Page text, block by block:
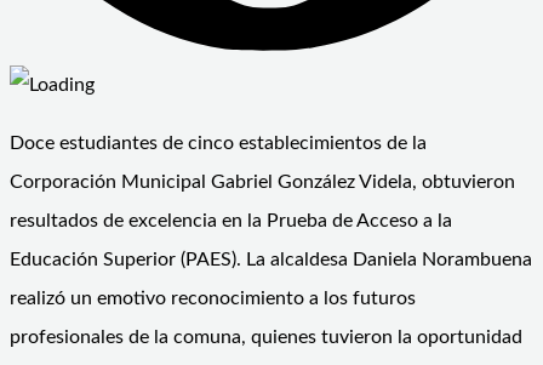
Doce estudiantes de cinco establecimientos de la
Corporación Municipal Gabriel González Videla, obtuvieron
resultados de excelencia en la Prueba de Acceso a la
Educación Superior (PAES). La alcaldesa Daniela Norambuena
realizó un emotivo reconocimiento a los futuros
profesionales de la comuna, quienes tuvieron la oportunidad